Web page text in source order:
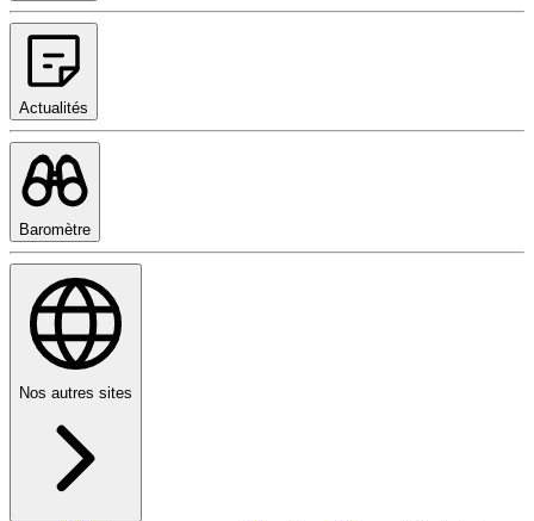
Actualités
Baromètre
Nos autres sites